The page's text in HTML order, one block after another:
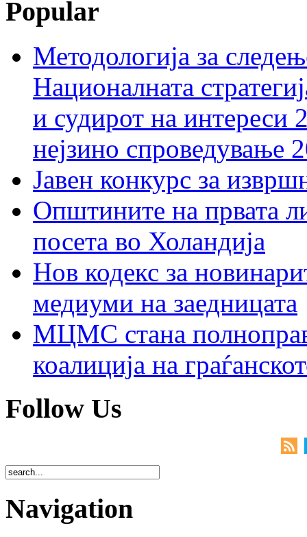
Popular
Методологија за
Националната
и судирот на интереси
нејзино спроведување
Јавен конкурс за
Општините на првата
посета во Холандија
Нов кодекс за
медиуми на заедницата
МЦМС стана
коалиција на
Follow Us
Navigation